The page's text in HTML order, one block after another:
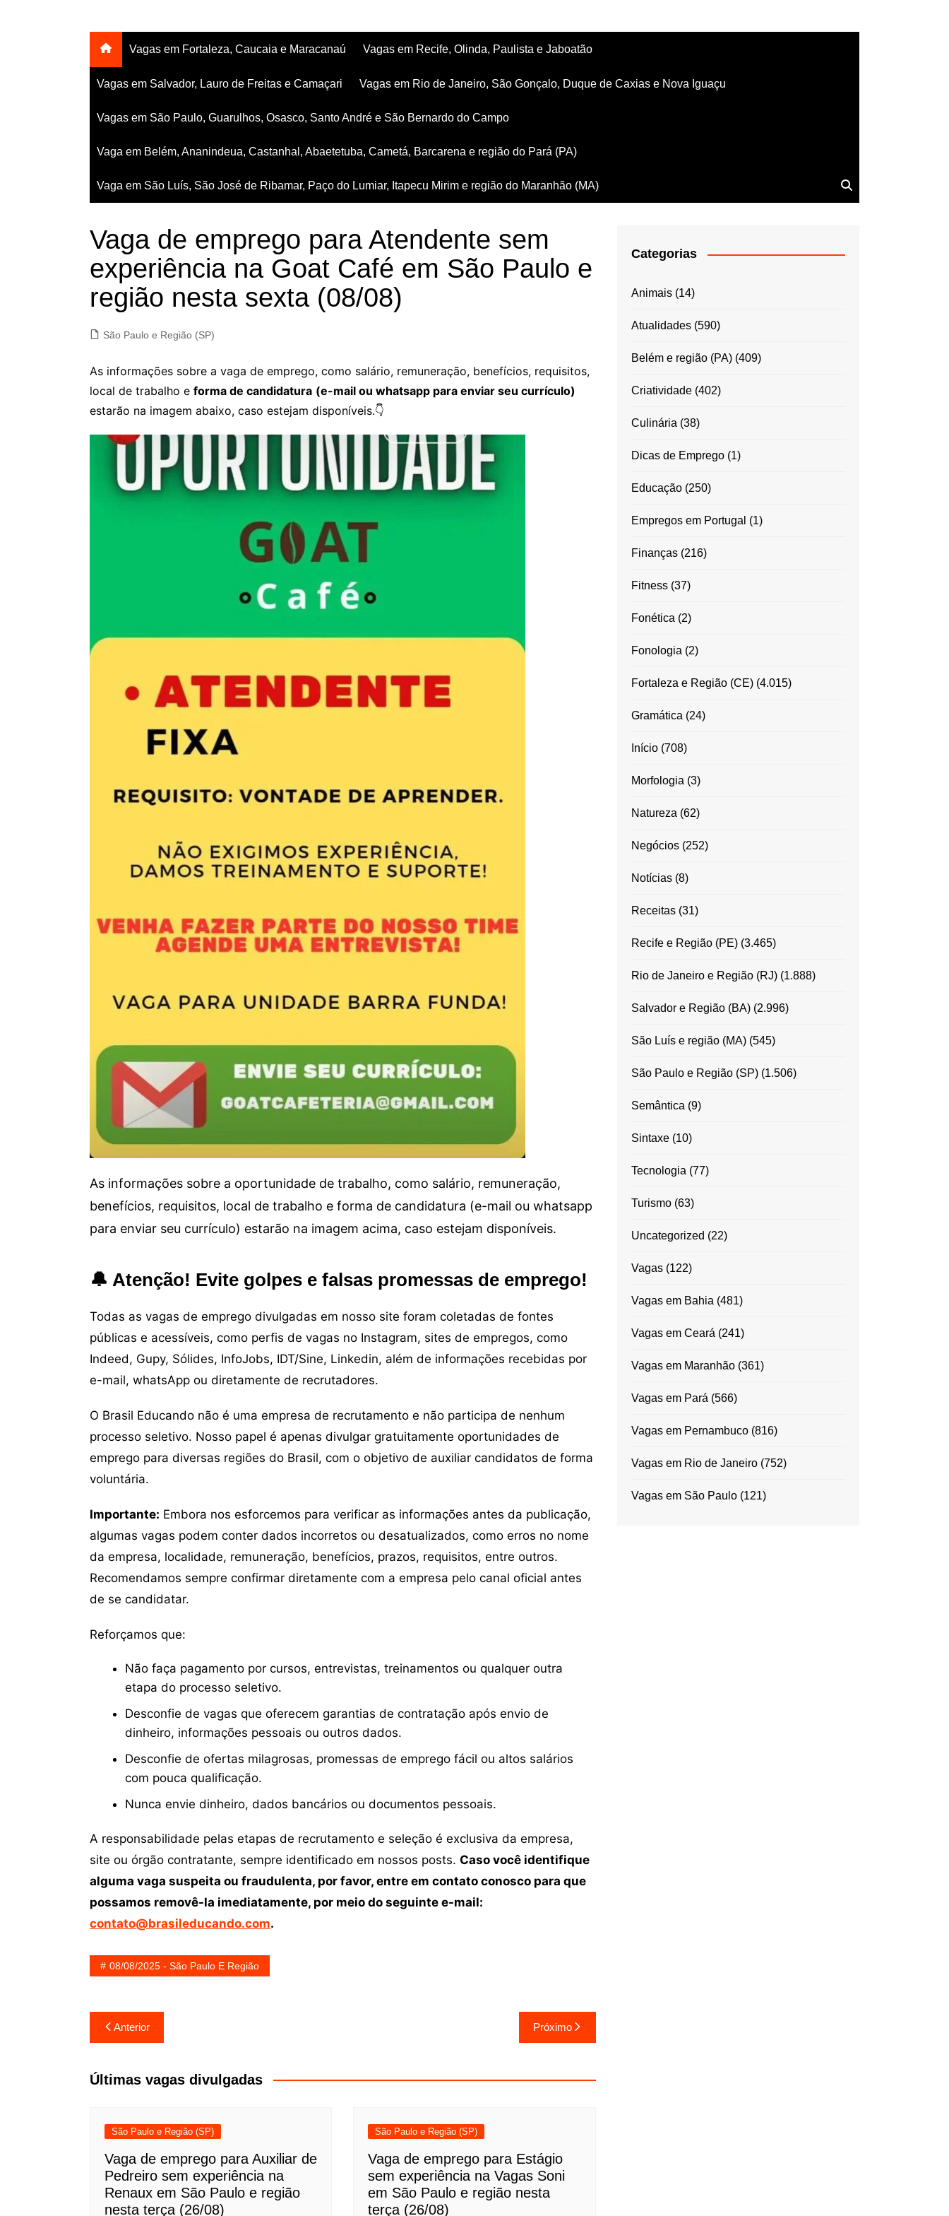
Vagas em Fortaleza, Caucaia e Maracanaú Vagas em Recife, Olinda, Paulista e Jaboatão
Vagas em Salvador, Lauro de Freitas e Camaçari Vagas em Rio de Janeiro, São Gonçalo, Duque de Caxias e Nova Iguaçu
Vagas em São Paulo, Guarulhos, Osasco, Santo André e São Bernardo do Campo
Vaga em Belém, Ananindeua, Castanhal, Abaetetuba, Cametá, Barcarena e região do Pará (PA)
Vaga em São Luís, São José de Ribamar, Paço do Lumiar, Itapecu Mirim e região do Maranhão (MA)
Vaga de emprego para Atendente sem
experiência na Goat Café em São Paulo e
região nesta sexta (08/08)
São Paulo e Região (SP)
As informações sobre a vaga de emprego, como salário, remuneração, benefícios, requisitos,
local de trabalho e forma de candidatura (e-mail ou whatsapp para enviar seu currículo)
estarão na imagem abaixo, caso estejam disponíveis.👇
As informações sobre a oportunidade de trabalho, como salário, remuneração,
benefícios, requisitos, local de trabalho e forma de candidatura (e-mail ou whatsapp
para enviar seu currículo) estarão na imagem acima, caso estejam disponíveis.
🔔 Atenção! Evite golpes e falsas promessas de emprego!
Todas as vagas de emprego divulgadas em nosso site foram coletadas de fontes
públicas e acessíveis, como perfis de vagas no Instagram, sites de empregos, como
Indeed, Gupy, Sólides, InfoJobs, IDT/Sine, Linkedin, além de informações recebidas por
e-mail, whatsApp ou diretamente de recrutadores.
O Brasil Educando não é uma empresa de recrutamento e não participa de nenhum
processo seletivo. Nosso papel é apenas divulgar gratuitamente oportunidades de
emprego para diversas regiões do Brasil, com o objetivo de auxiliar candidatos de forma
voluntária.
Importante: Embora nos esforcemos para verificar as informações antes da publicação,
algumas vagas podem conter dados incorretos ou desatualizados, como erros no nome
da empresa, localidade, remuneração, benefícios, prazos, requisitos, entre outros.
Recomendamos sempre confirmar diretamente com a empresa pelo canal oficial antes
de se candidatar.
Reforçamos que:
Não faça pagamento por cursos, entrevistas, treinamentos ou qualquer outra
etapa do processo seletivo.
Desconfie de vagas que oferecem garantias de contratação após envio de
dinheiro, informações pessoais ou outros dados.
Desconfie de ofertas milagrosas, promessas de emprego fácil ou altos salários
com pouca qualificação.
Nunca envie dinheiro, dados bancários ou documentos pessoais.
A responsabilidade pelas etapas de recrutamento e seleção é exclusiva da empresa,
site ou órgão contratante, sempre identificado em nossos posts. Caso você identifique
alguma vaga suspeita ou fraudulenta, por favor, entre em contato conosco para que
possamos removê-la imediatamente, por meio do seguinte e-mail:
contato@brasileducando.com.
08/08/2025 - São Paulo E Região
Navegação
de
Post
Anterior Próximo
Últimas vagas divulgadas
São Paulo e Região (SP)
Vaga de emprego para Auxiliar de
Pedreiro sem experiência na
Renaux em São Paulo e região
nesta terça (26/08)
São Paulo e Região (SP)
Vaga de emprego para Estágio
sem experiência na Vagas Soni
em São Paulo e região nesta
terça (26/08)
Categorias
Animais(14)
Atualidades(590)
Belém e região (PA)(409)
Criatividade(402)
Culinária (38)
Dicas de Emprego(1)
Educação(250)
Empregos em Portugal (1)
Finanças(216)
Fitness(37)
Fonética (2)
Fonologia (2)
Fortaleza e Região (CE)(4.015)
Gramática (24)
Início(708)
Morfologia (3)
Natureza (62)
Negócios(252)
Notícias(8)
Receitas(31)
Recife e Região (PE)(3.465)
Rio de Janeiro e Região (RJ)(1.888)
Salvador e Região (BA)(2.996)
São Luís e região (MA)(545)
São Paulo e Região (SP)(1.506)
Semântica (9)
Sintaxe(10)
Tecnologia (77)
Turismo(63)
Uncategorized (22)
Vagas(122)
Vagas em Bahia (481)
Vagas em Ceará (241)
Vagas em Maranhão(361)
Vagas em Pará (566)
Vagas em Pernambuco(816)
Vagas em Rio de Janeiro(752)
Vagas em São Paulo(121)